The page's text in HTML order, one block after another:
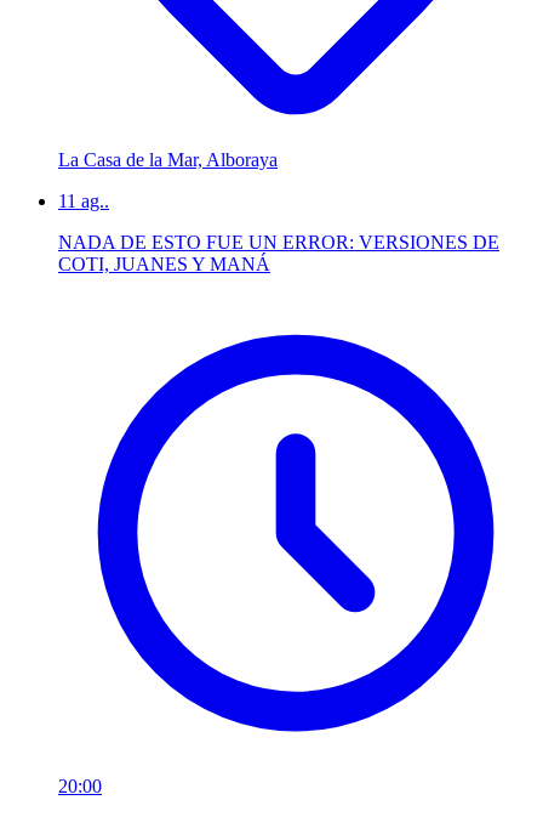
La Casa de la Mar, Alboraya
11 ag..
NADA DE ESTO FUE UN ERROR: VERSIONES DE
COTI, JUANES Y MANÁ
20:00